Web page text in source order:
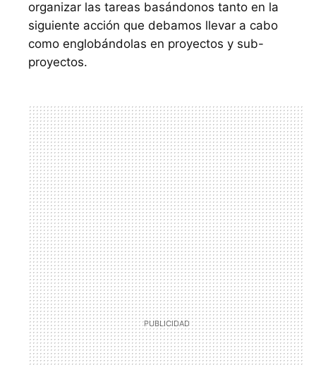
organizar las tareas basándonos tanto en la
siguiente acción que debamos llevar a cabo
como englobándolas en proyectos y sub-
proyectos.